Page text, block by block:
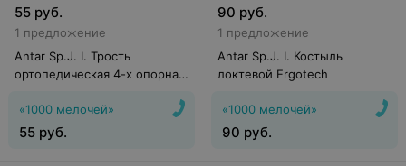
55 руб.
1 предложение
Antar Sp.J. I. Трость
ортопедическая 4-х опорная
«1000 мелочей»
55 руб.
90 руб.
1 предложение
Antar Sp.J. I. Костыль
локтевой Ergotech
«1000 мелочей»
90 руб.